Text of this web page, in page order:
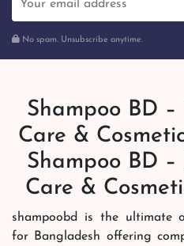
No spam. Unsubscribe anytime.
Shampoo BD
Care &
Shampoo BD
Care &
shampoobd is the ultimate
for Bangladesh offering